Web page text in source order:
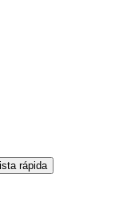
rápida